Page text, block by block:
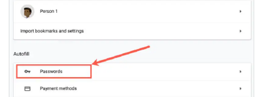
Desbloquea, repara y protege tu teléfono
Recupera y transfiere datos fácilmente
Tecnología IA: sin conocimientos técnicos
Abrir App